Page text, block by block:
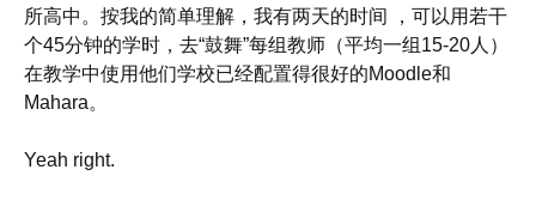
所高中。按我的简单理解，我有两天的时间 ，可以用若干
个45分钟的学时，去“鼓舞”每组教师（平均一组15-20人）
在教学中使用他们学校已经配置得很好的Moodle和
Mahara。
Yeah right.